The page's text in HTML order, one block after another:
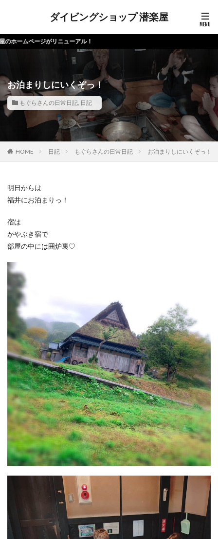
ダイビングショップ 潜楽屋
ページがリニューアル！
お泊まりしにいくぞっ！
もぐらさんの日常日記, 日記
HOME 日記 もぐらさんの日常日記 お泊まりしにいくぞっ！
明日からは
福井にお泊まりっ！
宿は
かやぶき宿で
部屋の中には囲炉裏♡